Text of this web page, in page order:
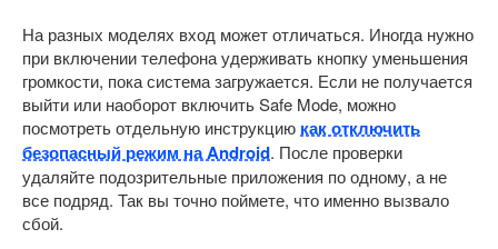
На разных моделях вход может отличаться. Иногда нужно
при включении телефона удерживать кнопку уменьшения
громкости, пока система загружается. Если не получается
выйти или наоборот включить Safe Mode, можно
посмотреть отдельную инструкцию как отключить
безопасный режим на Android. После проверки
удаляйте подозрительные приложения по одному, а не
все подряд. Так вы точно поймете, что именно вызвало
сбой.